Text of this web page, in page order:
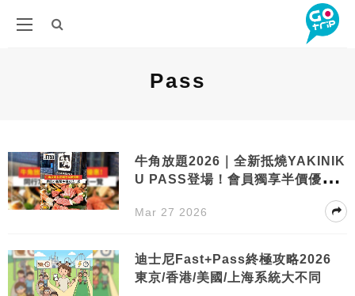
Pass
牛角放題2026｜全新抵燒YAKINIK
U PASS登場！會員獨享半價優惠
Mar 27 2026
迪士尼Fast+Pass終極攻略2026
東京/香港/美國/上海系統大不同